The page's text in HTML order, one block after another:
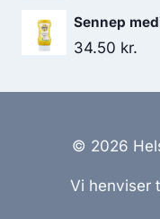
Sennep
34.50 kr.
© 2026
Vi henviser